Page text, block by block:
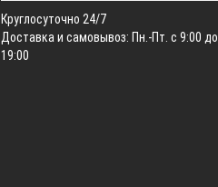
Круглосуточно 24/7
Доставка и самовывоз: Пн.-Пт. с 9:00 до
19:00